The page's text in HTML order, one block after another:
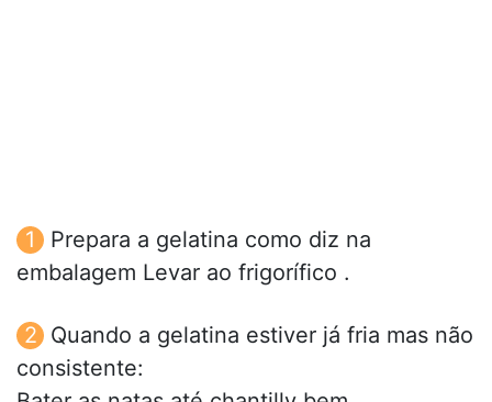
Prepara a gelatina como diz na
embalagem Levar ao frigorífico .
Quando a gelatina estiver já fria mas não
consistente: